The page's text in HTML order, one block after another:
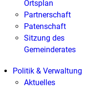
Ortsplan
Partnerschaft
Patenschaft
Sitzung des
Gemeinderates
Politik & Verwaltung
Aktuelles